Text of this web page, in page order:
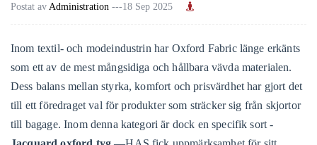
Postat av Administration ---18 Sep 2025
Inom textil- och modeindustrin har Oxford Fabric länge erkänts
som ett av de mest mångsidiga och hållbara vävda materialen.
Dess balans mellan styrka, komfort och prisvärdhet har gjort det
till ett föredraget val för produkter som sträcker sig från skjortor
till bagage. Inom denna kategori är dock en specifik sort -